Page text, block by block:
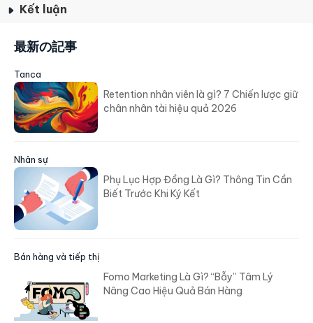
Kết luận
最新の記事
Tanca
Retention nhân viên là gì? 7 Chiến lược giữ
chân nhân tài hiệu quả 2026
Nhân sự
Phụ Lục Hợp Đồng Là Gì? Thông Tin Cần
Biết Trước Khi Ký Kết
Bán hàng và tiếp thị
Fomo Marketing Là Gì? “Bẫy” Tâm Lý
Nâng Cao Hiệu Quả Bán Hàng